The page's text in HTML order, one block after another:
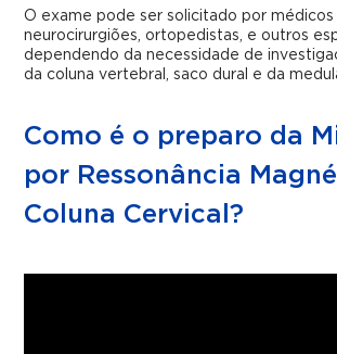
O exame pode ser solicitado por médicos
neurocirurgiões, ortopedistas, e outros
dependendo da necessidade de
da coluna vertebral, saco dural e da
Como é o preparo da
por Ressonância
Coluna Cervical?